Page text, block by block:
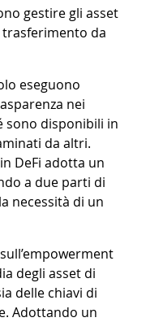
gestire gli asset
da
eseguono
nei
sono disponibili in
da altri.
DeFi adotta un
a due parti di
necessità di un
degli asset di
delle chiavi di
Adottando un